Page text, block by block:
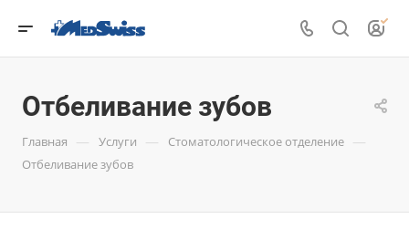
Отбеливание зубов
Главная — Услуги — Стоматологическое отделение —
Отбеливание зубов